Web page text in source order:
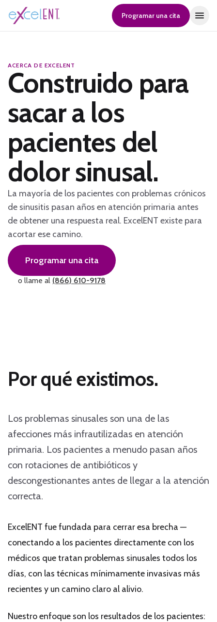
Programar una cita
ACERCA DE EXCELENT
Construido para
sacar a los
pacientes del
dolor sinusal.
La mayoría de los pacientes con problemas crónicos
de sinusitis pasan años en atención primaria antes
de obtener una respuesta real. ExcelENT existe para
acortar ese camino.
Programar una cita
o llame al (866) 610-9178
Por qué existimos.
Los problemas sinusales son una de las
afecciones más infrautilizadas en atención
primaria. Los pacientes a menudo pasan años
con rotaciones de antibióticos y
descongestionantes antes de llegar a la atención
correcta.
ExcelENT fue fundada para cerrar esa brecha —
conectando a los pacientes directamente con los
médicos que tratan problemas sinusales todos los
días, con las técnicas mínimamente invasivas más
recientes y un camino claro al alivio.
Nuestro enfoque son los resultados de los pacientes: